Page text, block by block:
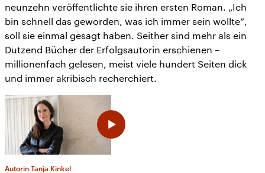
neunzehn veröffentlichte sie ihren ersten Roman. „Ich
bin schnell das geworden, was ich immer sein wollte“,
soll sie einmal gesagt haben. Seither sind mehr als ein
Dutzend Bücher der Erfolgsautorin erschienen –
millionenfach gelesen, meist viele hundert Seiten dick
und immer akribisch recherchiert.
Autorin Tanja Kinkel